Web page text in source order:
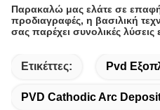
Παρακαλώ μας ελάτε σε
προδιαγραφές, η βασιλική
σας παρέχει συνολικές
Ετικέττες: Pvd
PVD Cathodic Arc